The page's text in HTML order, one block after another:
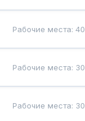
Рабочие места:40
Рабочие места: 30
Рабочие места: 30